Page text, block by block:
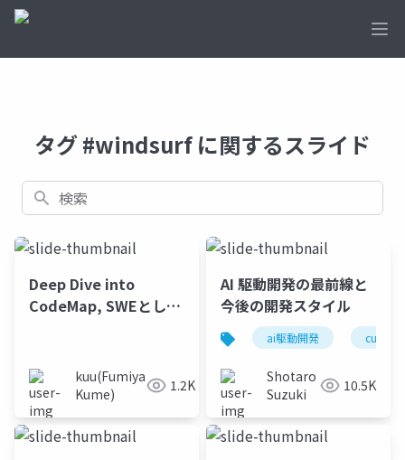
タグ #windsurf に関するスライド
検索
Deep Dive into
CodeMap, SWEとして
kuu(Fumiya
Kume)
1.2K
AI 駆動開発の最前線と
今後の開発スタイル
ai駆動開発 cursor
Shotaro
Suzuki
10.5K